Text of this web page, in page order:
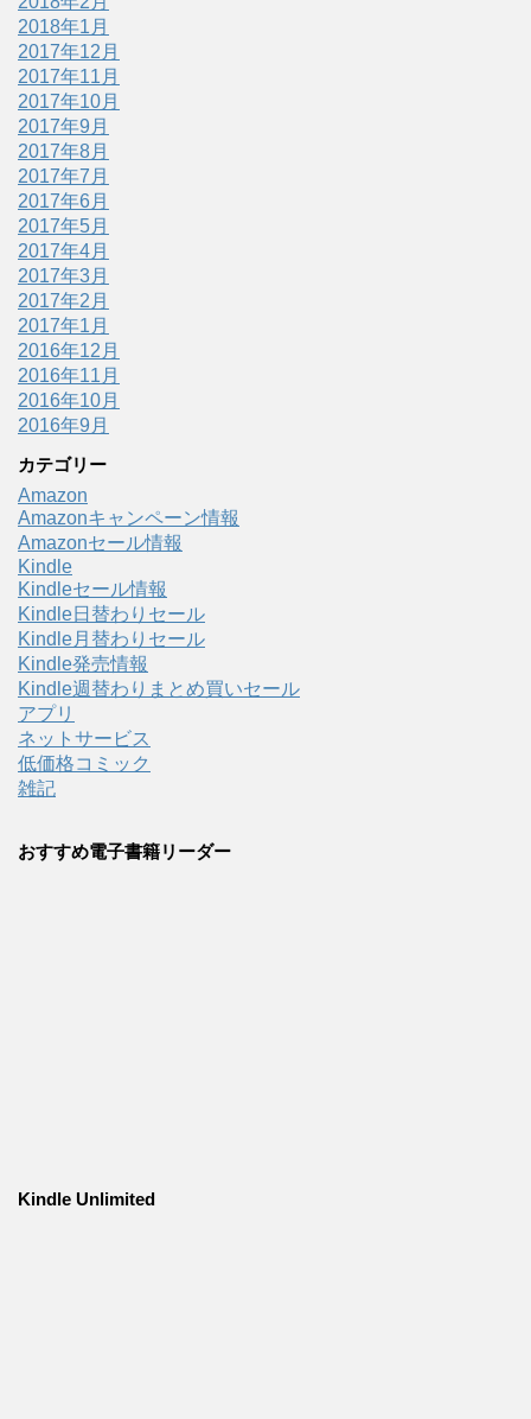
2018年1月
2017年12月
2017年11月
2017年10月
2017年9月
2017年8月
2017年7月
2017年6月
2017年5月
2017年4月
2017年3月
2017年2月
2017年1月
2016年12月
2016年11月
2016年10月
2016年9月
カテゴリー
Amazon
Amazonキャンペーン情報
Amazonセール情報
Kindle
Kindleセール情報
Kindle日替わりセール
Kindle月替わりセール
Kindle発売情報
Kindle週替わりまとめ買いセール
アプリ
ネットサービス
低価格コミック
雑記
おすすめ電子書籍リーダー
Kindle Unlimited